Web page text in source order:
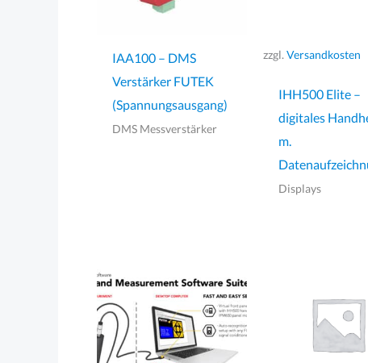
IAA100 – DMS
Verstärker FUTEK
(Spannungsausgang)
DMS Messverstärker
zzgl. Versandkosten
IHH500 Elite –
digitales
m.
Displays